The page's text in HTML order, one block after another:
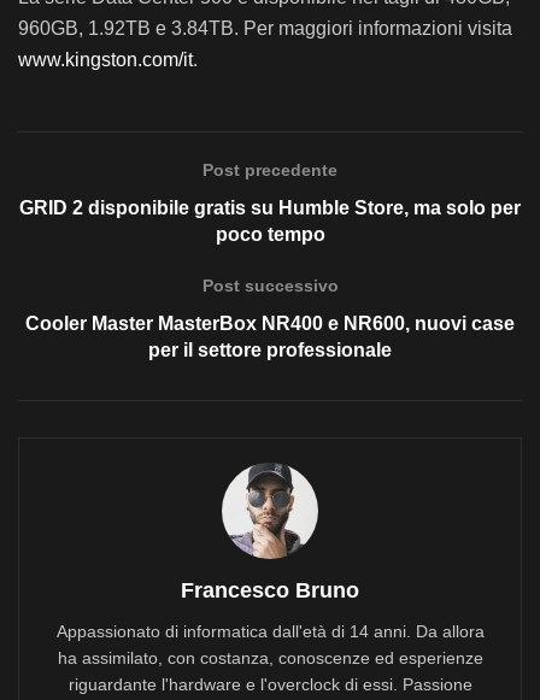
960GB, 1.92TB e 3.84TB. Per maggiori informazioni visita
www.kingston.com/it.
Post precedente
GRID 2 disponibile gratis su Humble Store, ma solo per
poco tempo
Post successivo
Cooler Master MasterBox NR400 e NR600, nuovi case
per il settore professionale
Francesco Bruno
Appassionato di informatica dall'età di 14 anni. Da allora
ha assimilato, con costanza, conoscenze ed esperienze
riguardante l'hardware e l'overclock di essi. Passione